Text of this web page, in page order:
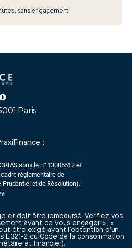
sans engagement
Paris
:
sous le n° 13005512 et
réglementaire de
Prudentiel et de Résolution).
et doit être remboursé. Vérifiez vos
avant de vous engager. », «
être exigé avant l’obtention d’un
L.321-2 du Code de la consommation
et financier).